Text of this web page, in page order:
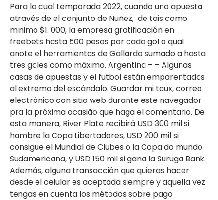
Para la cual temporada 2022, cuando uno apuesta
através de el conjunto de Nuñez, de tais como
minimo $1. 000, la empresa gratificación en
freebets hasta 500 pesos por cada gol o qual
anote el herramientas de Gallardo sumado a hasta
tres goles como máximo. Argentina – – Algunas
casas de apuestas y el futbol están emparentados
al extremo del escándalo. Guardar mi taux, correo
electrónico con sitio web durante este navegador
pra la próxima ocasião que haga el comentario. De
esta manera, River Plate recibirá USD 300 mil si
hambre la Copa Libertadores, USD 200 mil si
consigue el Mundial de Clubes o la Copa do mundo
Sudamericana, y USD 150 mil si gana la Suruga Bank.
Además, alguna transacción que quieras hacer
desde el celular es aceptada siempre y aquella vez
tengas en cuenta los métodos sobre pago